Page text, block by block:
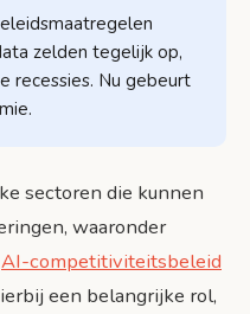
zelden tegelijk op,
recessies. Nu gebeurt
sectoren die kunnen
waaronder
AI-competitiviteitsbeleid
een belangrijke rol,